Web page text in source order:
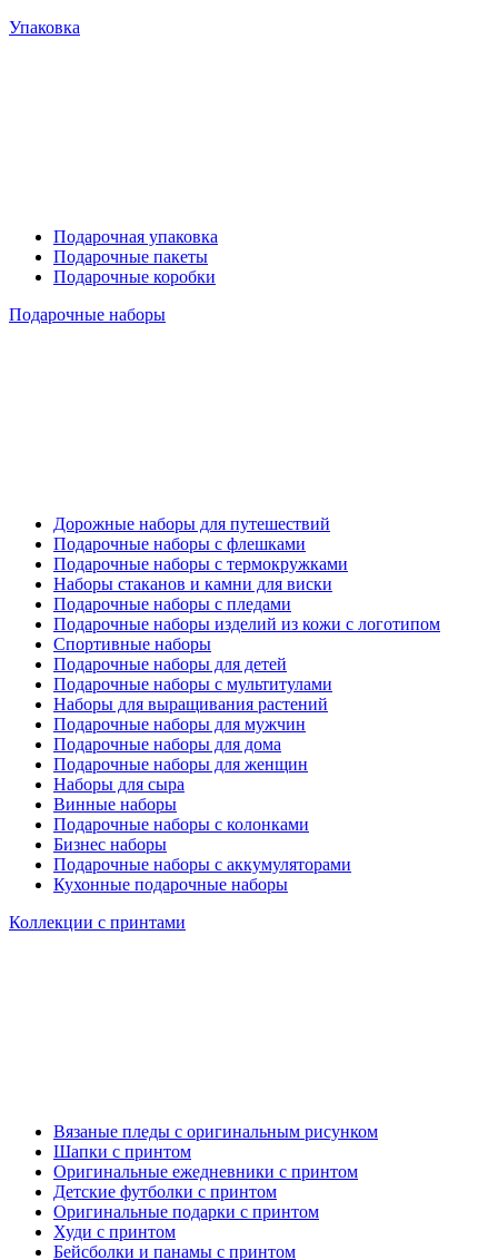
Упаковка
Подарочная упаковка
Подарочные пакеты
Подарочные коробки
Подарочные наборы
Дорожные наборы для путешествий
Подарочные наборы с флешками
Подарочные наборы с термокружками
Наборы стаканов и камни для виски
Подарочные наборы с пледами
Подарочные наборы изделий из кожи с логотипом
Спортивные наборы
Подарочные наборы для детей
Подарочные наборы с мультитулами
Наборы для выращивания растений
Подарочные наборы для мужчин
Подарочные наборы для дома
Подарочные наборы для женщин
Наборы для сыра
Винные наборы
Подарочные наборы с колонками
Бизнес наборы
Подарочные наборы с аккумуляторами
Кухонные подарочные наборы
Коллекции с принтами
Вязаные пледы с оригинальным рисунком
Шапки с принтом
Оригинальные ежедневники с принтом
Детские футболки с принтом
Оригинальные подарки с принтом
Худи с принтом
Бейсболки и панамы с принтом